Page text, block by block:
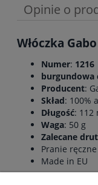
Opinie o
Włóczka
Numer: 1216
burgundowa
Producent:
Skład: 100%
Długość: 112
Waga: 50 g
Zalecane
Pranie
Made in EU